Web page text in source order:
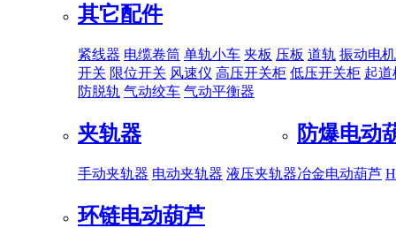
其它配件
紧线器 电缆卷筒 单轨小车 夹板 压板 道轨 振动电机
开关 限位开关 风速仪 高压开关柜 低压开关柜 起道
防脱轨 气动绞车 气动平衡器
夹轨器
手动夹轨器 电动夹轨器 液压夹轨器
防爆电动
冶金电动葫芦
环链电动葫芦